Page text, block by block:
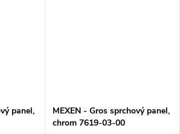
panel,
MEXEN - Gros sprchový panel,
chrom 7619-03-00